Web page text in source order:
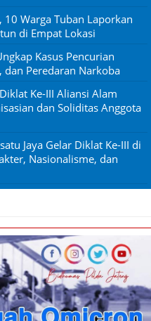
10 Warga Tuban Laporkan
di Empat Lokasi
Kasus Pencurian
dan Peredaran Narkoba
Ke-III Aliansi Alam
dan Soliditas Anggota
Jaya Gelar Diklat Ke-III di
Nasionalisme, dan